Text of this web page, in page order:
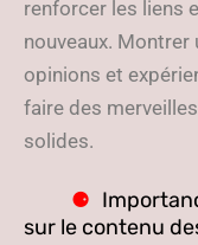
renforcer les liens
nouveaux.
opinions et
faire des
solides.
sur le contenu